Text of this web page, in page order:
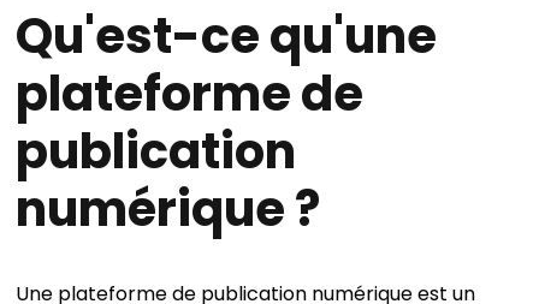
Qu'est-ce qu'une
plateforme de
publication
numérique ?
Une plateforme de publication numérique est un